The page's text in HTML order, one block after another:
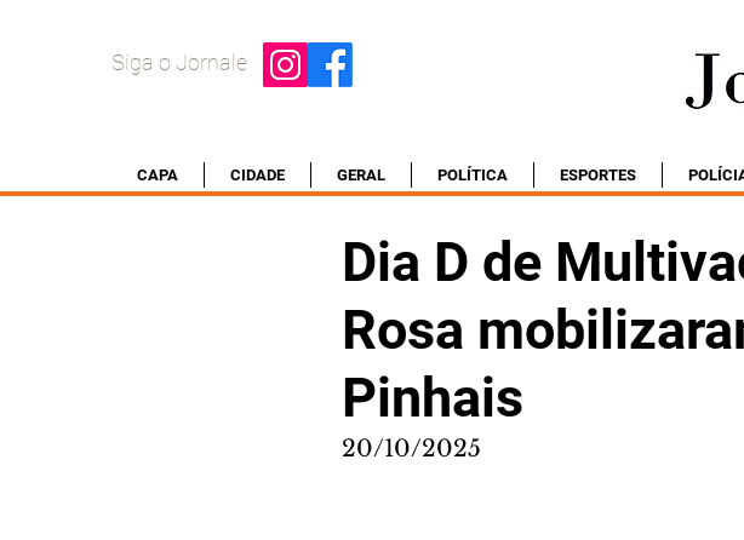
Siga o Jornale
CAPA CIDADE GERAL POLÍTICA ESPORTES
Dia D de
Rosa
Pinhais
20/10/2025